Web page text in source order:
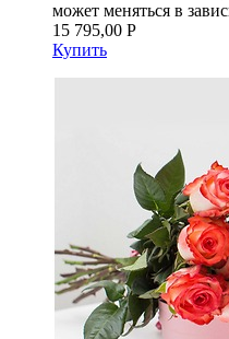
может меняться в
15 795,00 Р
Купить